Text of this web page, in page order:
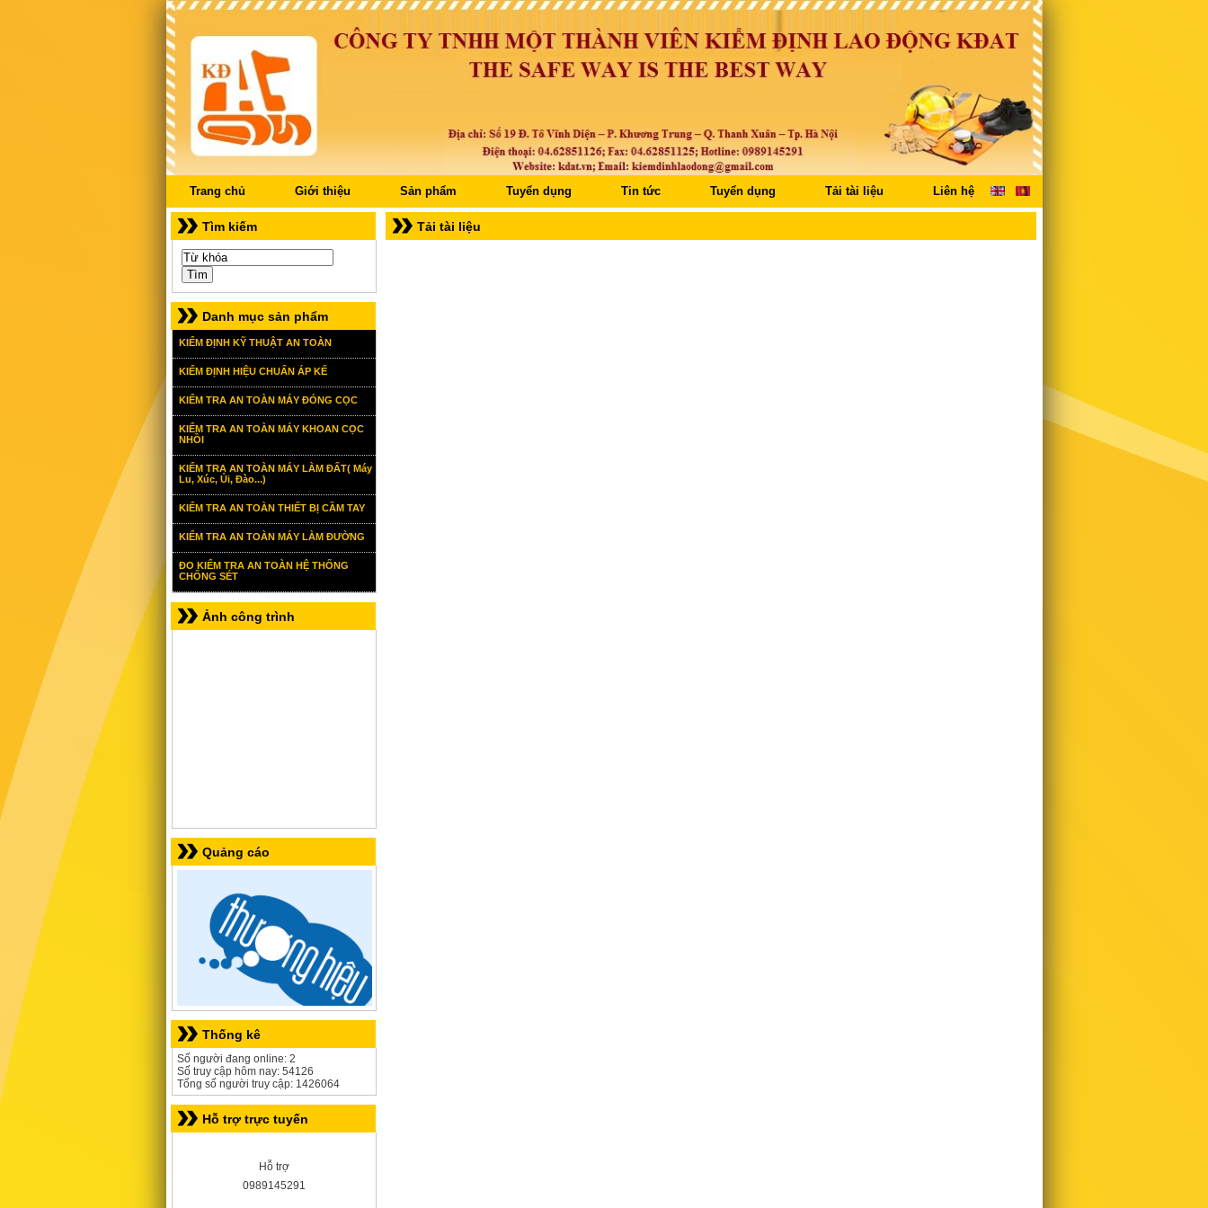
Trang chủ Giới thiệu Sản phẩm Tuyển dụng Tin tức Tuyển dụng Tải tài liệu Liên hệ
Tìm kiếm
Danh mục sản phẩm
KIỂM ĐỊNH KỸ THUẬT AN TOÀN
KIỂM ĐỊNH HIỆU CHUẨN ÁP KẾ
KIỂM TRA AN TOÀN MÁY ĐÓNG CỌC
KIỂM TRA AN TOÀN MÁY KHOAN CỌC
NHỒI
KIỂM TRA AN TOÀN MÁY LÀM ĐẤT( Máy
Lu, Xúc, Ủi, Đào...)
KIỂM TRA AN TOÀN THIẾT BỊ CẦM TAY
KIỂM TRA AN TOÀN MÁY LÀM ĐƯỜNG
ĐO KIỂM TRA AN TOÀN HỆ THỐNG
CHỐNG SÉT
Ảnh công trình
Quảng cáo
Thống kê
Số người đang online: 2
Số truy cập hôm nay: 54126
Tổng số người truy cập: 1426064
Hỗ trợ trực tuyến
Hỗ trợ
0989145291
Tải tài liệu